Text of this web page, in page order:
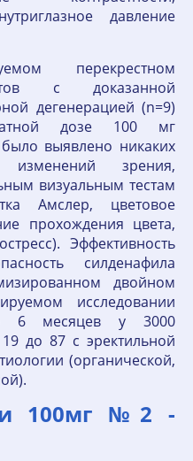
давление
перекрестном
с доказанной
дегенерацией (n=9)
дозе 100 мг
выявлено никаких
изменений зрения,
визуальным тестам
Амслер, цветовое
прохождения цвета,
Эффективность
силденафила
двойном
исследовании
6 месяцев у 3000
до 87 с эректильной
(органической,
100мг №2 -